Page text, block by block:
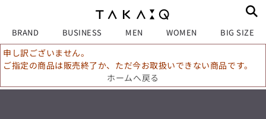
BRAND BUSINESS MEN WOMEN BIG SIZE
申し訳ございません。
ご指定の商品は販売終了か、ただ今お取扱いできない商品です。
ホームへ戻る